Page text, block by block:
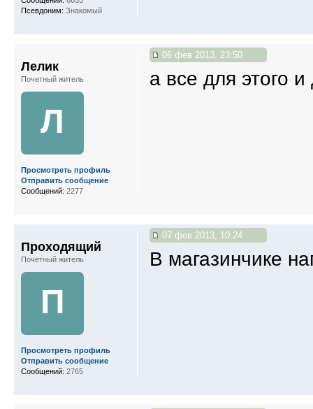
Псевдоним: Знакомый
06 фев 2013, 23:50
а все для этого и
Лелик
Почетный житель
Л
Просмотреть профиль
Отправить сообщение
Сообщений: 2277
07 фев 2013, 10:24
В магазинчике
Проходящий
Почетный житель
П
Просмотреть профиль
Отправить сообщение
Сообщений: 2765